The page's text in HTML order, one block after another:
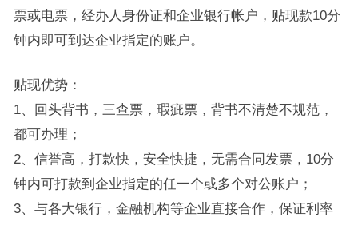
票或电票，经办人身份证和企业银行帐户，贴现款10分
钟内即可到达企业指定的账户。
贴现优势：
1、回头背书，三查票，瑕疵票，背书不清楚不规范，
都可办理；
2、信誉高，打款快，安全快捷，无需合同发票，10分
钟内可打款到企业指定的任一个或多个对公账户；
3、与各大银行，金融机构等企业直接合作，保证利率